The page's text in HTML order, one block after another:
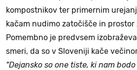
kompostnikov ter primernim
kačam nudimo zatočišče in prostor
Pomembno je predvsem
smeri, da so v Sloveniji kače
"Dejansko so one tiste, ki nam